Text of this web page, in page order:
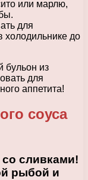
или марлю,
для
холодильнике до
бульон из
для
аппетита!
соуса
сливками!
рыбой и